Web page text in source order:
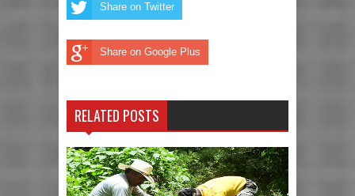
Share on Twitter
Share on Google Plus
RELATED POSTS